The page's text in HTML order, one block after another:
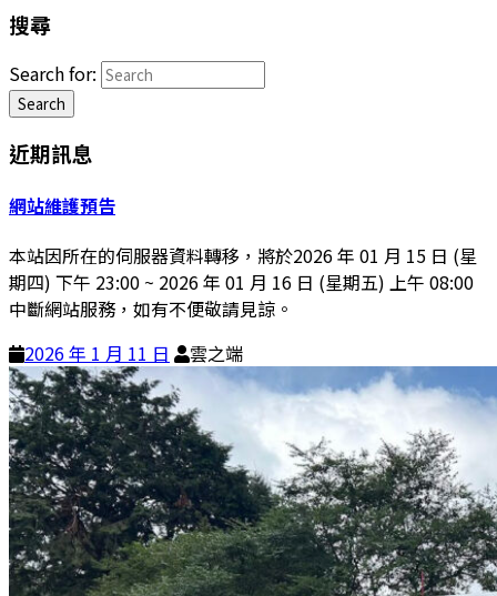
搜尋
Search for:
Search
近期訊息
網站維護預告
本站因所在的伺服器資料轉移，將於2026 年 01 月 15 日 (星
期四) 下午 23:00 ~ 2026 年 01 月 16 日 (星期五) 上午 08:00
中斷網站服務，如有不便敬請見諒。
2026 年 1 月 11 日
雲之端